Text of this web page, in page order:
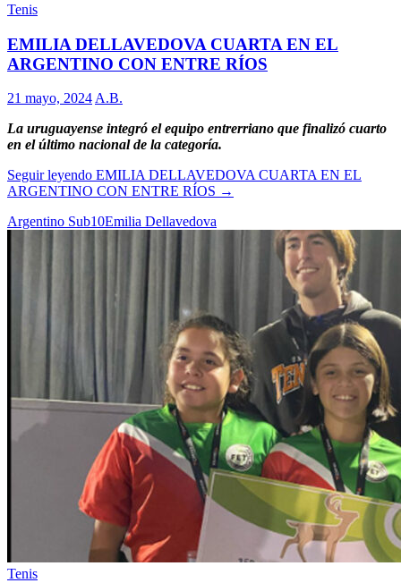
Tenis
EMILIA DELLAVEDOVA CUARTA EN EL
ARGENTINO CON ENTRE RÍOS
21 mayo, 2024 A.B.
La uruguayense integró el equipo entrerriano que finalizó cuarto
en el último nacional de la categoría.
Seguir leyendo EMILIA DELLAVEDOVA CUARTA EN EL
ARGENTINO CON ENTRE RÍOS →
Argentino Sub10Emilia Dellavedova
Tenis